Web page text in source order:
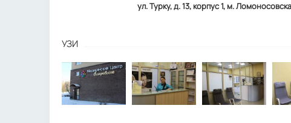
ул. Турку, д. 13, корпус 1, м.
УЗИ